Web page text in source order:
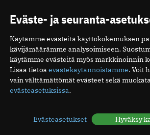
TERVEYDENHUOLTO
Yli 80 prosenttia
aivovammoista sattui humalassa
03.07.2026 10:39
Näiden oireiden vuoksi suomalaiset
Suomalaisen tehohoidon tulokset
Eväste- ja seuranta-
Käytämme evästeitä käyttökokemuksen
kävijämäärämme analysoimiseen.
käytämme evästeitä myös markkinoinnin
Lisää tietoa evästekäytännöistämme. Voit
vain välttämättömät evästeet sekä
evästeasetuksissa.
Evästeasetukset Hyväksy